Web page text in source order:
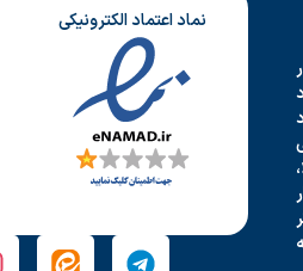
نماد اعتماد الکترونیکی